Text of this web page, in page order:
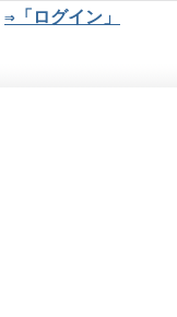
⇒「ログイン」